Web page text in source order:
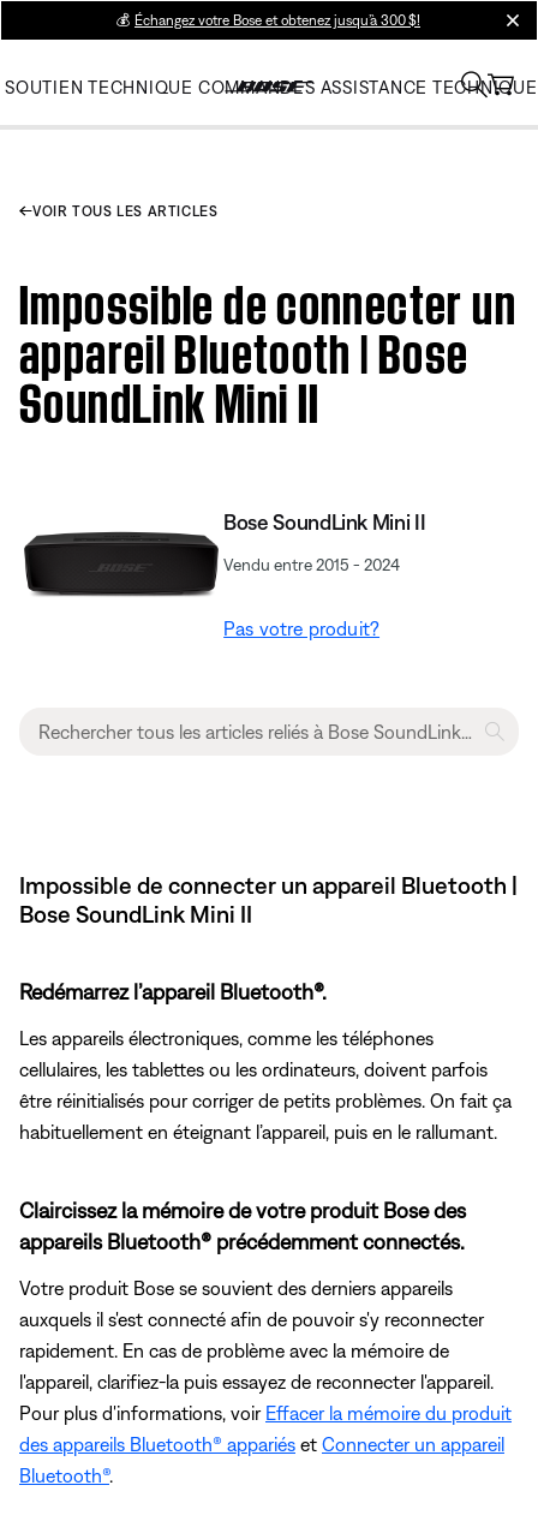
💰 Échangez votre Bose et obtenez jusqu’à 300 $!
SOUTIEN TECHNIQUE COMMANDES ASSISTANCE TECHNIQUE
VOIR TOUS LES ARTICLES
Impossible de connecter un
appareil Bluetooth | Bose
SoundLink Mini II
Bose SoundLink Mini II
Vendu entre 2015 - 2024
Pas votre produit?
Impossible de connecter un appareil Bluetooth |
Bose SoundLink Mini II
Redémarrez l’appareil Bluetooth®.
Les appareils électroniques, comme les téléphones
cellulaires, les tablettes ou les ordinateurs, doivent parfois
être réinitialisés pour corriger de petits problèmes. On fait ça
habituellement en éteignant l’appareil, puis en le rallumant.
Claircissez la mémoire de votre produit Bose des
appareils Bluetooth® précédemment connectés.
Votre produit Bose se souvient des derniers appareils
auxquels il s'est connecté afin de pouvoir s'y reconnecter
rapidement. En cas de problème avec la mémoire de
l'appareil, clarifiez-la puis essayez de reconnecter l'appareil.
Pour plus d'informations, voir Effacer la mémoire du produit
des appareils Bluetooth® appariés et Connecter un appareil
Bluetooth®.